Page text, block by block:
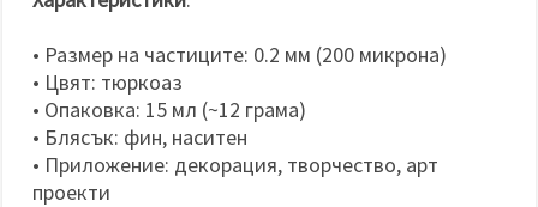
• Размер на частиците: 0.2 мм (200 микрона)
• Цвят: тюркоаз
• Опаковка: 15 мл (~12 грама)
• Блясък: фин, наситен
• Приложение: декорация, творчество, арт
проекти